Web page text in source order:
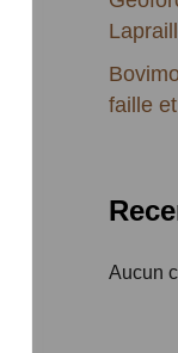
faille
Aucun